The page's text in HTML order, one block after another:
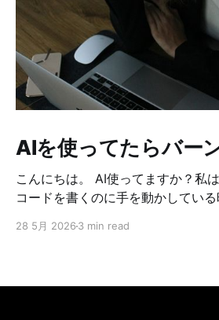
AIを使ってたらバー
こんにちは。 AI使ってますか？私は結構使っています。
コードを書くのに手を動かしてい
が起こった時の原因調査も、何もか
28 5月 2026 3 min read